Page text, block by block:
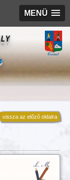
MENÜ
vissza az előző oldalra